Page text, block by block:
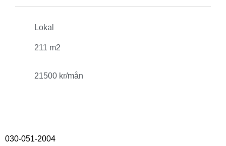
Lokal
211 m2
21500 kr/mån
030-051-2004